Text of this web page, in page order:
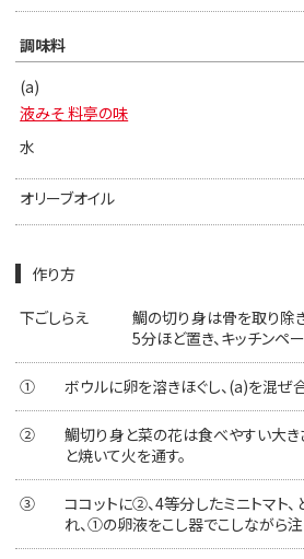
調味料
(a)
液みそ 料亭の味
水
オリーブオイル
作り方
下ごしらえ
鯛の切り身は骨を取り除
5分ほど置き、キッチンペ
① ボウルに卵を溶きほぐし、(a)を混ぜ
②
鯛切り身と菜の花は食べやすい大き
と焼いて火を通す。
③
ココットに②、4等分したミニトマト
れ、①の卵液をこし器でこしながら注